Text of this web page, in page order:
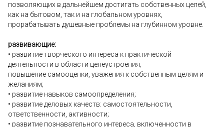
позволяющих в дальнейшем достигать собственных целей,
как на бытовом, так и на глобальном уровнях,
прорабатывать душевные проблемы на глубинном уровне.
развивающие:
• развитие творческого интереса к практической
деятельности в области целеустроения;
повышение самооценки, уважения к собственным целям и
желаниям;
• развитие навыков самоопределения;
• развитие деловых качеств: самостоятельности,
ответственности, активности;
• развитие познавательного интереса, включенности в